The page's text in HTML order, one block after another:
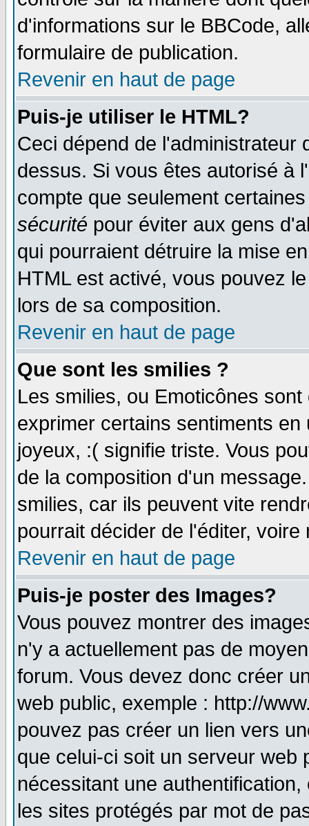
d'informations sur le BBCode,
formulaire de publication.
Revenir en haut de page
Puis-je utiliser le HTML?
Ceci dépend de l'administrateur
dessus. Si vous êtes autorisé à
compte que seulement
sécurité pour éviter aux gens
qui pourraient détruire la mise
HTML est activé, vous pouvez
lors de sa composition.
Revenir en haut de page
Que sont les smilies ?
Les smilies, ou Emoticônes
exprimer certains sentiments
joyeux, :( signifie triste. Vous
de la composition d'un
smilies, car ils peuvent vite
pourrait décider de l'éditer,
Revenir en haut de page
Puis-je poster des Images?
Vous pouvez montrer des
n'y a actuellement pas de
forum. Vous devez donc créer
web public, exemple : http://
pouvez pas créer un lien vers
que celui-ci soit un serveur web
nécessitant une
les sites protégés par mot de